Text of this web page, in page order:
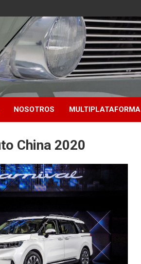
audiovisual para el sector automotriz
NOSOTROS MULTIPLATAFORMA
China 2020